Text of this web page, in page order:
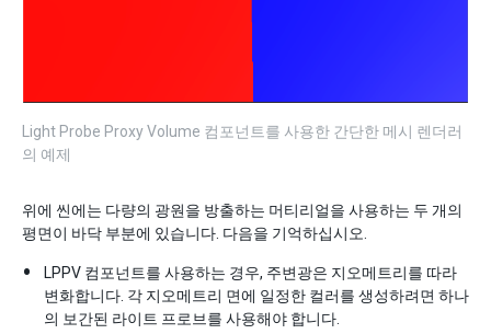
Light Probe Proxy Volume 컴포넌트를 사용한 간단한 메시 렌더러
의 예제
위에 씬에는 다량의 광원을 방출하는 머티리얼을 사용하는 두 개의
평면이 바닥 부분에 있습니다. 다음을 기억하십시오.
LPPV 컴포넌트를 사용하는 경우, 주변광은 지오메트리를 따라
변화합니다. 각 지오메트리 면에 일정한 컬러를 생성하려면 하나
의 보간된 라이트 프로브를 사용해야 합니다.